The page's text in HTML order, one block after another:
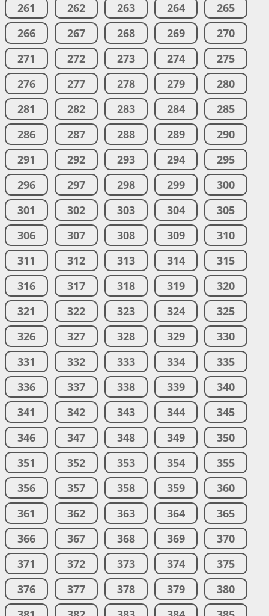
261
262 263 264
265
266
267 268 269
270
271
272 273 274
275
276
277 278 279
280
281
282 283 284
285
286
287 288 289
290
291
292 293 294
295
296
297 298 299
300
301
302 303 304
305
306
307 308 309
310
311
312 313 314
315
316
317 318 319
320
321
322 323 324
325
326
327 328 329
330
331
332 333 334
335
336
337 338 339
340
341
342 343 344
345
346
347 348 349
350
351
352 353 354
355
356
357 358 359
360
361
362 363 364
365
366
367 368 369
370
371
372 373 374
375
376
377 378 379
380